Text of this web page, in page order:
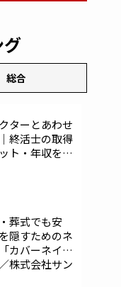
総合
ターとあわせ
終活士の取得
ト・年収を解
葬式でも安
隠すためのネ
カバーネイ
株式会社サン